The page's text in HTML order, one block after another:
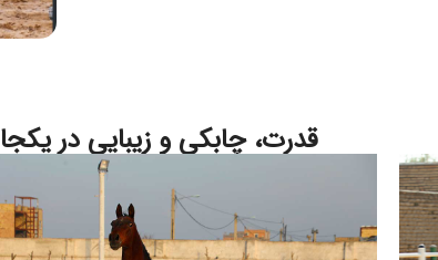
قدرت، چابکی و زیبایی در یکجا